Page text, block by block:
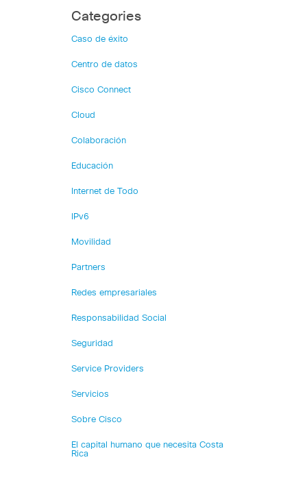
Categories
Caso de éxito
Centro de datos
Cisco Connect
Cloud
Colaboración
Educación
Internet de Todo
IPv6
Movilidad
Partners
Redes empresariales
Responsabilidad Social
Seguridad
Service Providers
Servicios
Sobre Cisco
El capital humano que necesita Costa
Rica